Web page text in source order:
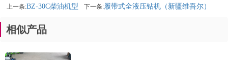
上一条:BZ-30C柴油机型 下一条:履带式全液压钻机（新疆维吾尔）
相似产品